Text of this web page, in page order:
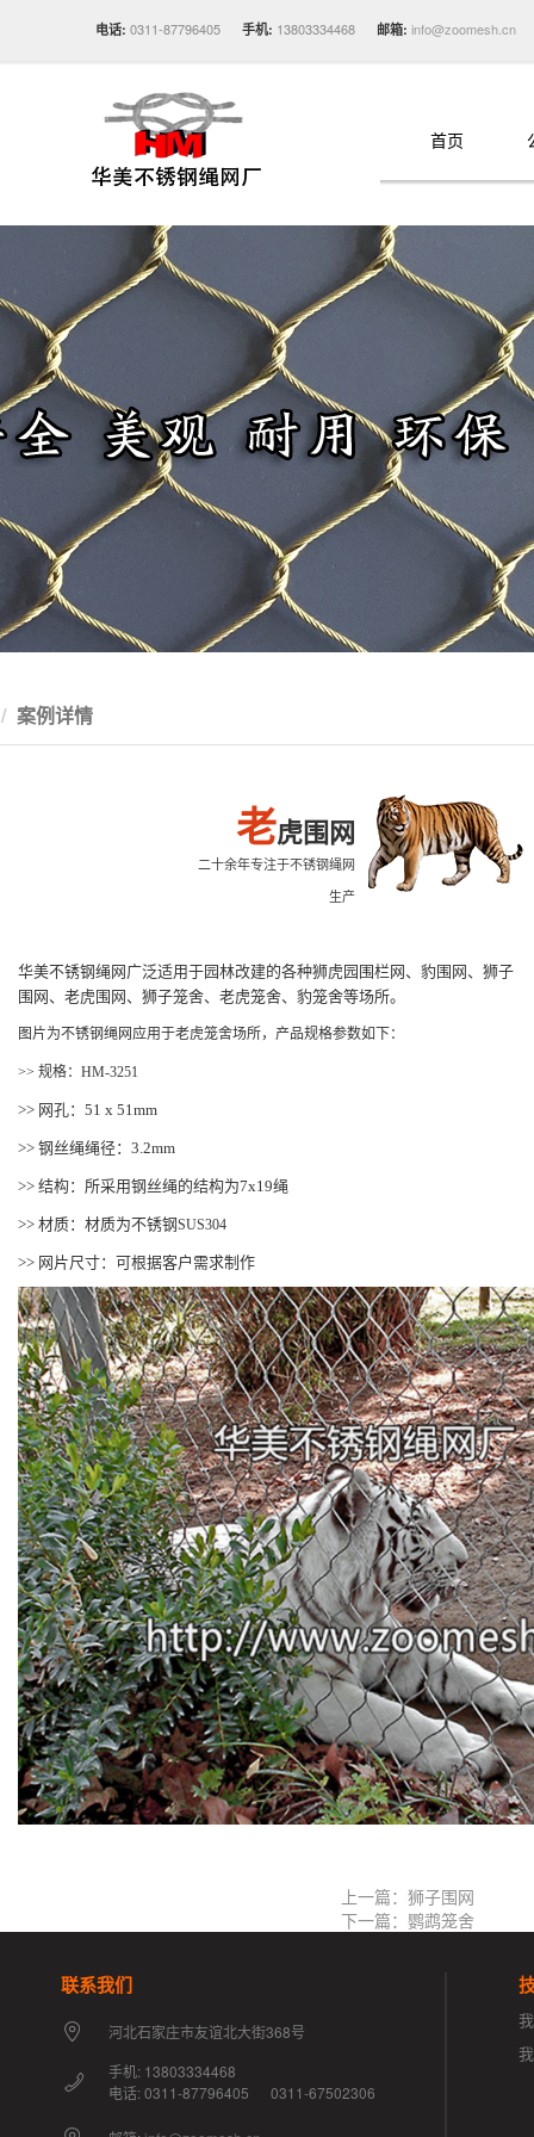
电话: 0311-87796405 手机: 13803334468 邮箱: info@zoomesh.cn
首页
案例详情
老虎围网
二十余年专注于不锈钢绳网
生产
华美不锈钢绳网广泛适用于园林改建的各种狮虎园围栏网、豹围网、狮子
围网、老虎围网、狮子笼舍、老虎笼舍、豹笼舍等场所。
图片为不锈钢绳网应用于老虎笼舍场所，产品规格参数如下：
>> 规格：HM-3251
>> 网孔：51 x 51mm
>> 钢丝绳绳径：3.2mm
>> 结构：所采用钢丝绳的结构为7x19绳
>> 材质：材质为不锈钢SUS304
>> 网片尺寸：可根据客户需求制作
上一篇：狮子围网
下一篇：鹦鹉笼舍
联系我们
河北石家庄市友谊北大街368号
手机: 13803334468
电话: 0311-87796405 0311-67502306